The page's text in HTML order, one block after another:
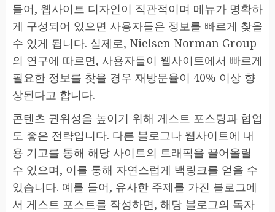
들어, 웹사이트 디자인이 직관적이며 메뉴가 명확하
게 구성되어 있으면 사용자들은 정보를 빠르게 찾을
수 있게 됩니다. 실제로, Nielsen Norman Group
의 연구에 따르면, 사용자들이 웹사이트에서 빠르게
필요한 정보를 찾을 경우 재방문율이 40% 이상 향
상된다고 합니다.
콘텐츠 권위성을 높이기 위해 게스트 포스팅과 협업
도 좋은 전략입니다. 다른 블로그나 웹사이트에 내
용 기고를 통해 해당 사이트의 트래픽을 끌어올릴
수 있으며, 이를 통해 자연스럽게 백링크를 얻을 수
있습니다. 예를 들어, 유사한 주제를 가진 블로그에
서 게스트 포스트를 작성하면, 해당 블로그의 독자